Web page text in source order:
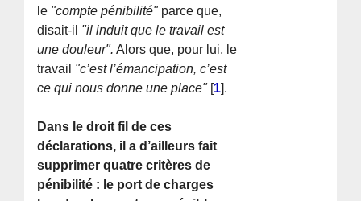
le "compte pénibilité"parce que,
disait-il "il induit que le travail est
une douleur". Alors que, pour lui, le
travail "c’est l’émancipation, c’est
ce qui nous donne une place"[1].
Dans le droit fil de ces
déclarations, il a d’ailleurs fait
supprimer quatre critères de
pénibilité : le port de charges